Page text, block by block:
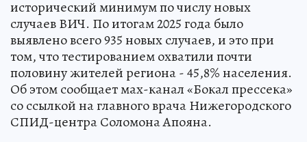
исторический минимум по числу новых
случаев ВИЧ. По итогам 2025 года было
выявлено всего 935 новых случаев, и это при
том, что тестированием охватили почти
половину жителей региона - 45,8% населения.
Об этом сообщает мах-канал «Бокал прессека»
со ссылкой на главного врача Нижегородского
СПИД-центра Соломона Апояна.